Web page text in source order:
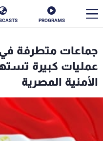
PROGRAMS
جماعات متطرفة في
عمليات كبيرة
الأمنية المصرية
الأخبار
سياسة
إقتصاد
منوعات